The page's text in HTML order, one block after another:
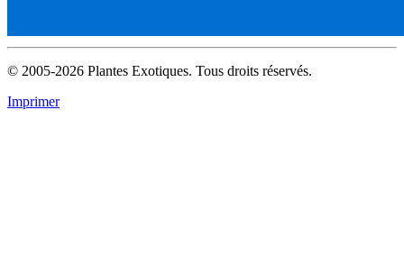
© 2005-2026 Plantes Exotiques. Tous droits réservés.
Imprimer